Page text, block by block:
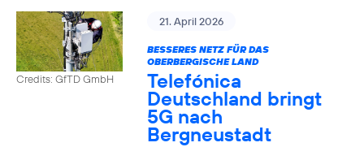
Credits: GfTD GmbH
21. April 2026
BESSERES NETZ FÜR DAS
OBERBERGISCHE LAND
Telefónica
Deutschland bringt
5G nach
Bergneustadt